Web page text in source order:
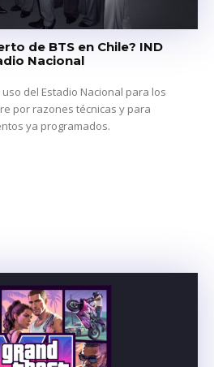
de BTS en Chile? IND
Nacional
del Estadio Nacional para los
por razones técnicas y para
ya programados.